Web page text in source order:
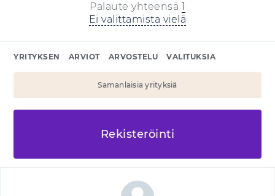
Palaute yhteensä 1
Ei valittamista vielä
YRITYKSEN ARVIOT ARVOSTELU VALITUKSIA
Samanlaisia yrityksiä
Rekisteröinti